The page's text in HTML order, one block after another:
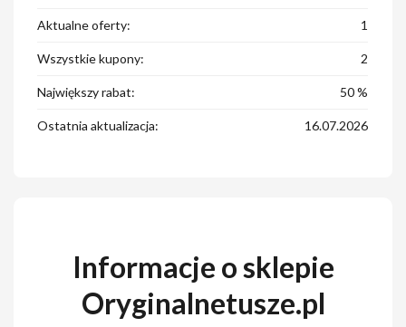
Aktualne oferty: 1
Wszystkie kupony: 2
Największy rabat: 50 %
Ostatnia aktualizacja: 16.07.2026
Informacje o sklepie
Oryginalnetusze.pl